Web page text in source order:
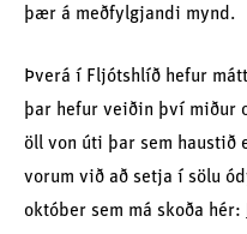
þær á meðfylgjandi mynd.
Þverá í Fljótshlíð hefur
þar hefur veiðin því miður
öll von úti þar sem haustið
vorum við að setja í sölu
október sem má skoða hér: